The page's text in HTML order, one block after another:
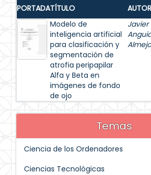
PORTADATÍTULO
Modelo de
inteligencia artificial
para clasificación y
segmentación de
atrofia peripapilar
Alfa y Beta en
imágenes de fondo
de ojo
Javier
Almejo
Temas
Ciencia de los Ordenadores
Ciencias Tecnológicas